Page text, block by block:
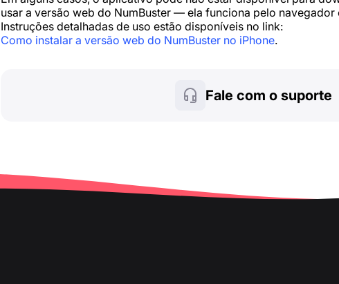
usar a versão web do NumBuster — ela funciona pelo navegador
Instruções detalhadas de uso estão disponíveis no link:
Como instalar a versão web do NumBuster no iPhone.
Fale com o suporte